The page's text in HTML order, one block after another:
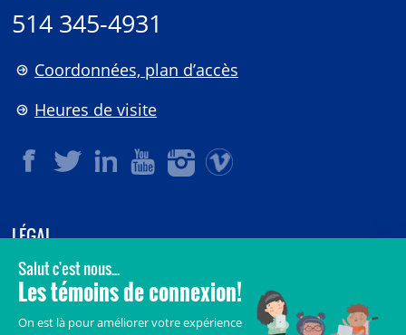
514 345-4931
Coordonnées, plan d’accès
Heures de visite
LÉGAL
© 2006-2026CHU Sainte-Justine.
Tous droits réservés.
Crédits